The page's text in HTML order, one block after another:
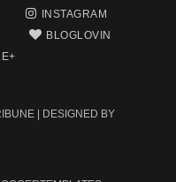
INSTAGRAM
BLOGLOVIN
| DESIGNED BY